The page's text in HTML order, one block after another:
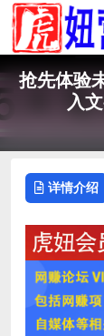
抢先体验
入
详情介绍